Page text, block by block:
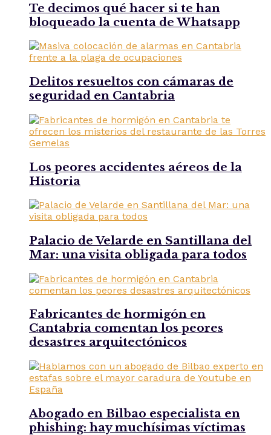
Te decimos qué hacer si te han
bloqueado la cuenta de Whatsapp
Delitos resueltos con cámaras de
seguridad en Cantabria
Los peores accidentes aéreos de la
Historia
Palacio de Velarde en Santillana del
Mar: una visita obligada para todos
Fabricantes de hormigón en
Cantabria comentan los peores
desastres arquitectónicos
Abogado en Bilbao especialista en
phishing: hay muchísimas víctimas